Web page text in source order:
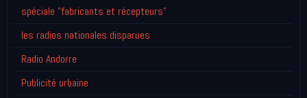
spéciale "fabricants et récepteurs"
les radios nationales disparues
Radio Andorre
Publicité urbaine